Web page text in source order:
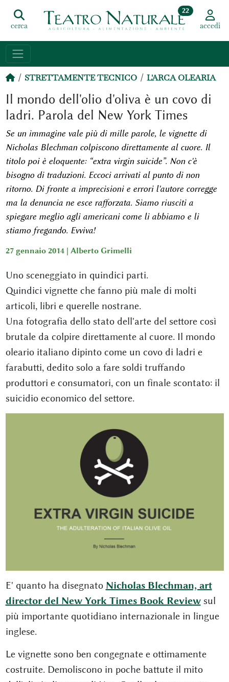
cerca
22
accedi
STRETTAMENTE TECNICO L'ARCA OLEARIA
Il mondo dell'olio d'oliva è un covo di
ladri. Parola del New York Times
Se un immagine vale più di mille parole, le vignette di
Nicholas Blechman colpiscono direttamente al cuore. Il
titolo poi è eloquente: “extra virgin suicide”. Non c'è
bisogno di traduzioni. Eccoci arrivati al punto di non
ritorno. Di fronte a imprecisioni e errori l'autore corregge
ma la denuncia ne esce rafforzata. Siamo riusciti a
spiegare meglio agli americani come li abbiamo e li
stiamo fregando. Evviva!
27 gennaio 2014 | Alberto Grimelli
Uno sceneggiato in quindici parti.
Quindici vignette che fanno più male di molti
articoli, libri e querelle nostrane.
Una fotografia dello stato dell'arte del settore così
brutale da colpire direttamente al cuore. Il mondo
oleario italiano dipinto come un covo di ladri e
farabutti, dedito solo a fare soldi truffando
produttori e consumatori, con un finale scontato: il
suicidio economico del settore.
E' quanto ha disegnato Nicholas Blechman, art
director del New York Times Book Reviewsul
più importante quotidiano internazionale in lingue
inglese.
Le vignette sono ben congegnate e ottimamente
costruite. Demoliscono in poche battute il mito